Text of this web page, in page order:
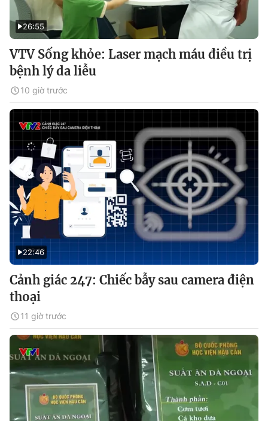
26:55
VTV Sống khỏe: Laser mạch máu điều trị
bệnh lý da liễu
10 giờ trước
22:46
Cảnh giác 247: Chiếc bẫy sau camera điện
thoại
11 giờ trước